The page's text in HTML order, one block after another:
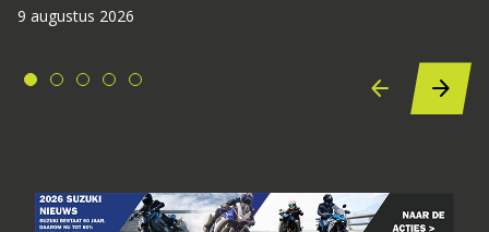
9 augustus 2026